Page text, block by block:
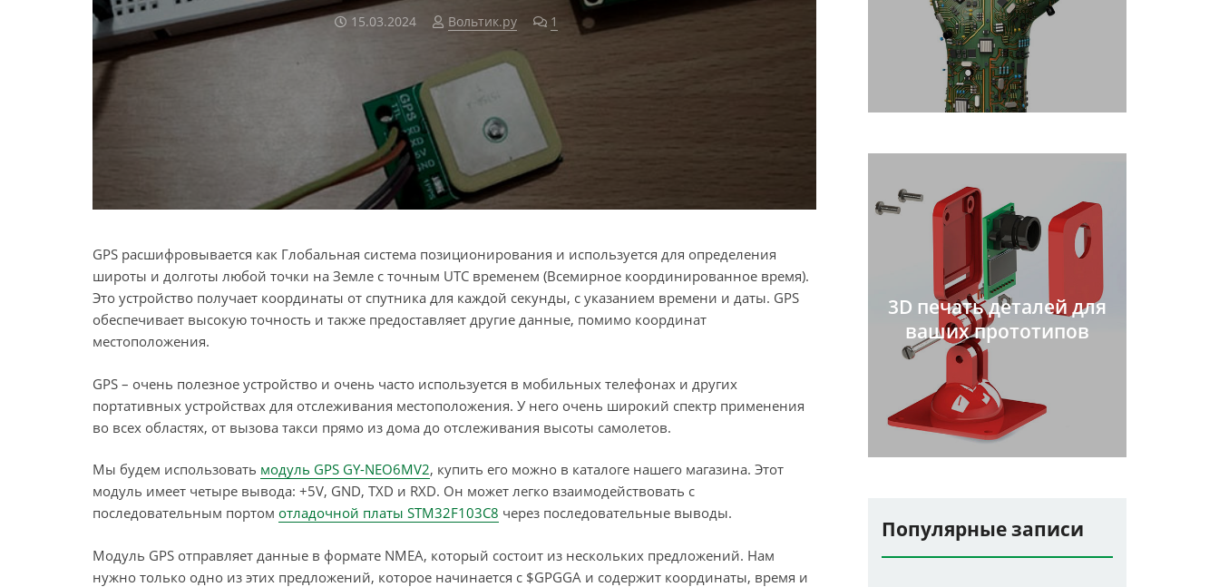
15.03.2024 Вольтик.ру 1 комментарий
GPS расшифровывается как Глобальная система позиционирования и используется для определения
широты и долготы любой точки на Земле с точным UTC временем (Всемирное координированное время).
Это устройство получает координаты от спутника для каждой секунды, с указанием времени и даты. GPS
обеспечивает высокую точность и также предоставляет другие данные, помимо координат
местоположения.
GPS – очень полезное устройство и очень часто используется в мобильных телефонах и других
портативных устройствах для отслеживания местоположения. У него очень широкий спектр применения
во всех областях, от вызова такси прямо из дома до отслеживания высоты самолетов.
Мы будем использовать модуль GPS GY-NEO6MV2, купить его можно в каталоге нашего магазина. Этот
модуль имеет четыре вывода: +5V, GND, TXD и RXD. Он может легко взаимодействовать с
последовательным портом отладочной платы STM32F103C8 через последовательные выводы.
Модуль GPS отправляет данные в формате NMEA, который состоит из нескольких предложений. Нам
нужно только одно из этих предложений, которое начинается с $GPGGA и содержит координаты, время и
3D печать деталей для
ваших прототипов
Популярные записи